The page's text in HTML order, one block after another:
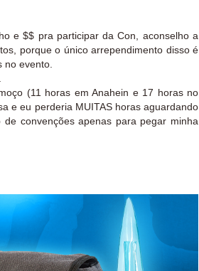
e $$ pra participar da Con, aconselho a
porque o único arrependimento disso é
evento.
(11 horas em Anahein e 17 horas no
e eu perderia MUITAS horas aguardando
convenções apenas para pegar minha